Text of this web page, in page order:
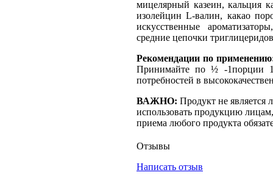
мицелярный казеин, кальция
изолейцин L-валин, какао
искусственные
средние цепочки
Рекомендации по
Принимайте по ½ -1порции
потребностей в
ВАЖНО: Продукт не является
использовать продукцию
приема любого продукта
Отзывы
Написать отзыв